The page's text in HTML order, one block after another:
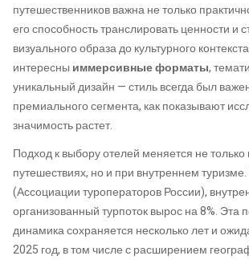
путешественников важна не только
его способность транслировать ценности и
визуального образа до культурного
интересны иммерсивные форматы,
уникальный дизайн — стиль всегда был
премиального сегмента, как показывают
значимость растет.
Подход к выбору отелей меняется не
путешествиях, но и при внутреннем
(Ассоциации туроператоров России),
организованный турпоток вырос на 8%. Эта
динамика сохраняется несколько лет и
2025 год, в том числе с расширением